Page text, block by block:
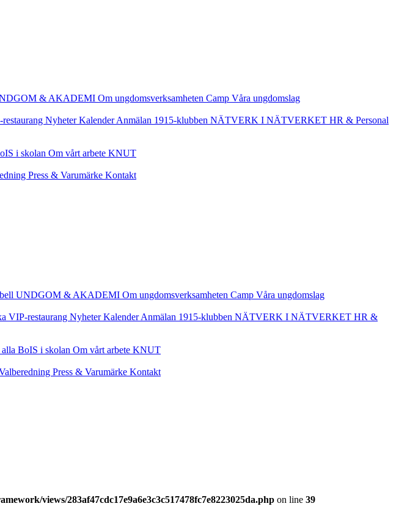
& AKADEMI Om ungdomsverksamheten Camp Våra ungdomslag
NyheterKalenderAnmälan 1915-klubben NÄTVERK I NÄTVERKET HR & Personal
i skolan Om vårt arbete KNUT
Press & Varumärke Kontakt
UNDGOM & AKADEMI Om ungdomsverksamheten Camp Våra ungdomslag
VIP-restaurang NyheterKalenderAnmälan 1915-klubben NÄTVERK I NÄTVERKET HR &
BoIS i skolan Om vårt arbete KNUT
Press & Varumärke Kontakt
views/283af47cdc17e9a6e3c3c517478fc7e8223025da.php on line 39